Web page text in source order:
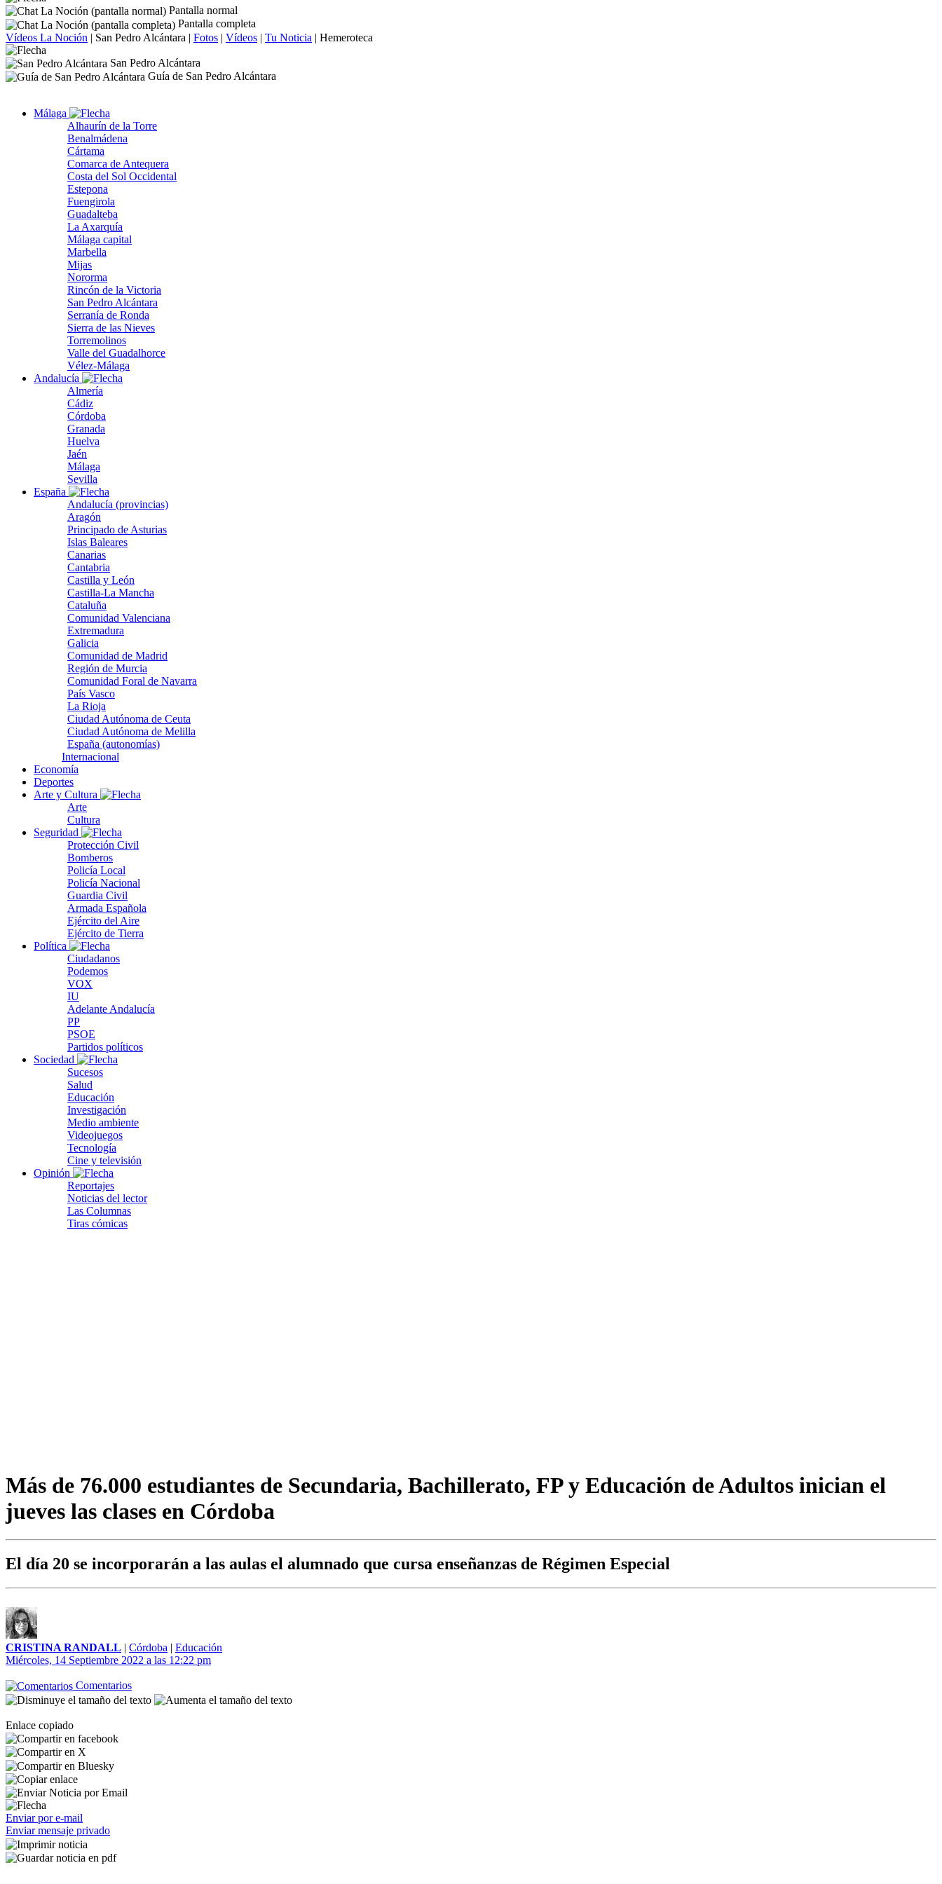
Pantalla normal
Pantalla completa
Vídeos La Noción | San Pedro Alcántara | Fotos | Vídeos | Tu Noticia | Hemeroteca
San Pedro Alcántara
Guía de San Pedro Alcántara
Málaga
Alhaurín de la Torre
Benalmádena
Cártama
Comarca de Antequera
Costa del Sol Occidental
Estepona
Fuengirola
Guadalteba
La Axarquía
Málaga capital
Marbella
Mijas
Nororma
Rincón de la Victoria
San Pedro Alcántara
Serranía de Ronda
Sierra de las Nieves
Torremolinos
Valle del Guadalhorce
Vélez-Málaga
Andalucía
Almería
Cádiz
Córdoba
Granada
Huelva
Jaén
Málaga
Sevilla
España
Andalucía (provincias)
Aragón
Principado de Asturias
Islas Baleares
Canarias
Cantabria
Castilla y León
Castilla-La Mancha
Cataluña
Comunidad Valenciana
Extremadura
Galicia
Comunidad de Madrid
Región de Murcia
Comunidad Foral de Navarra
País Vasco
La Rioja
Ciudad Autónoma de Ceuta
Ciudad Autónoma de Melilla
España (autonomías)
Internacional
Economía
Deportes
Arte y Cultura
Arte
Cultura
Seguridad
Protección Civil
Bomberos
Policía Local
Policía Nacional
Guardia Civil
Armada Española
Ejército del Aire
Ejército de Tierra
Política
Ciudadanos
Podemos
VOX
IU
Adelante Andalucía
PP
PSOE
Partidos políticos
Sociedad
Sucesos
Salud
Educación
Investigación
Medio ambiente
Videojuegos
Tecnología
Cine y televisión
Opinión
Reportajes
Noticias del lector
Las Columnas
Tiras cómicas
Más de 76.000 estudiantes de Secundaria, Bachillerato, FP y Educación de Adultos inician el
jueves las clases en Córdoba
El día 20 se incorporarán a las aulas el alumnado que cursa enseñanzas de Régimen Especial
CRISTINA RANDALL | Córdoba | Educación
Miércoles, 14 Septiembre 2022 a las 12:22 pm
Comentarios
Enlace copiado
Enviar por e-mail
Enviar mensaje privado